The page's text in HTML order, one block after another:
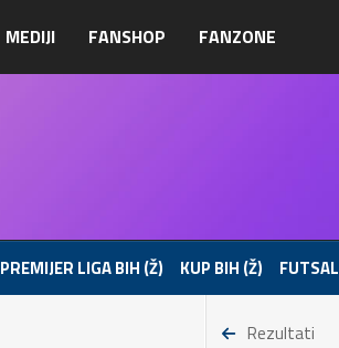
MEDIJI FANSHOP FANZONE
PREMIJER LIGA BIH (Ž) KUP BIH (Ž) FUTSAL
Rezultati